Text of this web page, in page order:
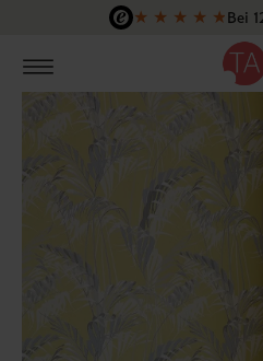
Zum Hauptinhalt springen
★ ★ ★ ★ ★Bei